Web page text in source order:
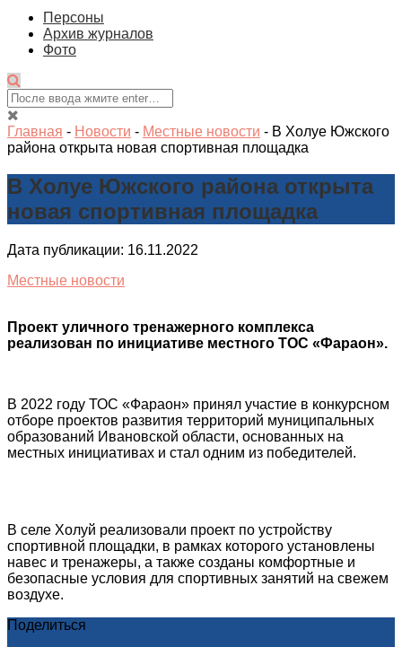
Персоны
Архив журналов
Фото
Главная - Новости - Местные новости - В Холуе Южского
района открыта новая спортивная площадка
В Холуе Южского района открыта
новая спортивная площадка
Дата публикации: 16.11.2022
Местные новости
Проект уличного тренажерного комплекса
реализован по инициативе местного ТОС «Фараон».
В 2022 году ТОС «Фараон» принял участие в конкурсном
отборе проектов развития территорий муниципальных
образований Ивановской области, основанных на
местных инициативах и стал одним из победителей.
В селе Холуй реализовали проект по устройству
спортивной площадки, в рамках которого установлены
навес и тренажеры, а также созданы комфортные и
безопасные условия для спортивных занятий на свежем
воздухе.
Поделиться